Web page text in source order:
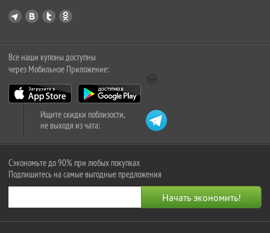
Все наши купоны доступны
через Мобильное Приложение:
Ищите скидки поблизости,
не выходя из чата:
Сэкономьте до 90% при любых покупках
Подпишитесь на самые выгодные предложения